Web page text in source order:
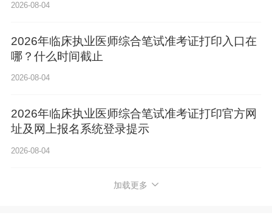
2026-08-04
2026年临床执业医师综合笔试准考证打印入口在
哪？什么时间截止
2026-08-04
2026年临床执业医师综合笔试准考证打印官方网
址及网上报名系统登录提示
2026-08-04
加载更多